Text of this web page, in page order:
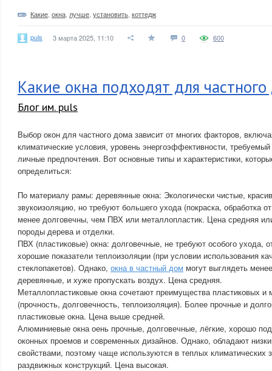
Какие окна лучше установить коттедж
puls 3 марта 2025, 11:10 0 600
Какие окна подходят для
Блог им. puls
Выбор окон для частного дома зависит от многих факторов,
климатические условия, уровень энергоэффективности,
личные предпочтения. Вот основные типы и характеристики,
определиться:
По материалу рамы: деревянные окна: Экологически чистые,
звукоизоляцию, но требуют большего ухода (покраска, обработка
менее долговечны, чем ПВХ или металлопластик. Цена средняя
породы дерева и отделки.
ПВХ (пластиковые) окна: долговечные, не требуют особого ухода,
хорошие показатели теплоизоляции (при условии использования
стеклопакетов). Однако, окна в частный дом могут выглядеть
деревянные, и хуже пропускать воздух. Цена средняя.
Металлопластиковые окна сочетают преимущества пластиковых и
(прочность, долговечность, теплоизоляция). Более прочные и
пластиковые окна. Цена выше средней.
Алюминиевые окна оень прочные, долговечные, лёгкие, хорошо
оконных проемов и современных дизайнов. Однако, обладают
свойствами, поэтому чаще используются в теплых климатических
раздвижных конструкций. Цена высокая.